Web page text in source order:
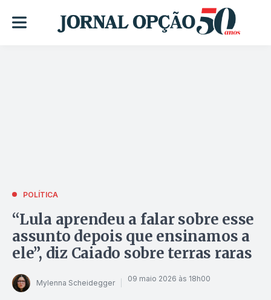
POLÍTICA
“Lula aprendeu a falar sobre esse
assunto depois que ensinamos a
ele”, diz Caiado sobre terras raras
Mylenna Scheidegger 09 maio 2026 às 18h00